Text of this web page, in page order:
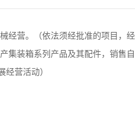
经营。（依法须经批准的项目，
集装箱系列产品及其配件，销售
经营活动）